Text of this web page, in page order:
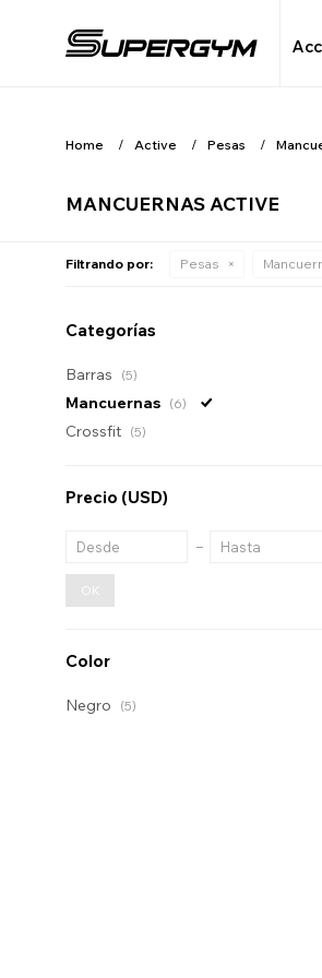
Home Active Pesas
MANCUERNAS ACTIVE
Filtrando por: Pesas
Categorías
Barras (5)
Mancuernas (6)
Crossfit (5)
Precio (USD)
OK
Color
Negro (5)